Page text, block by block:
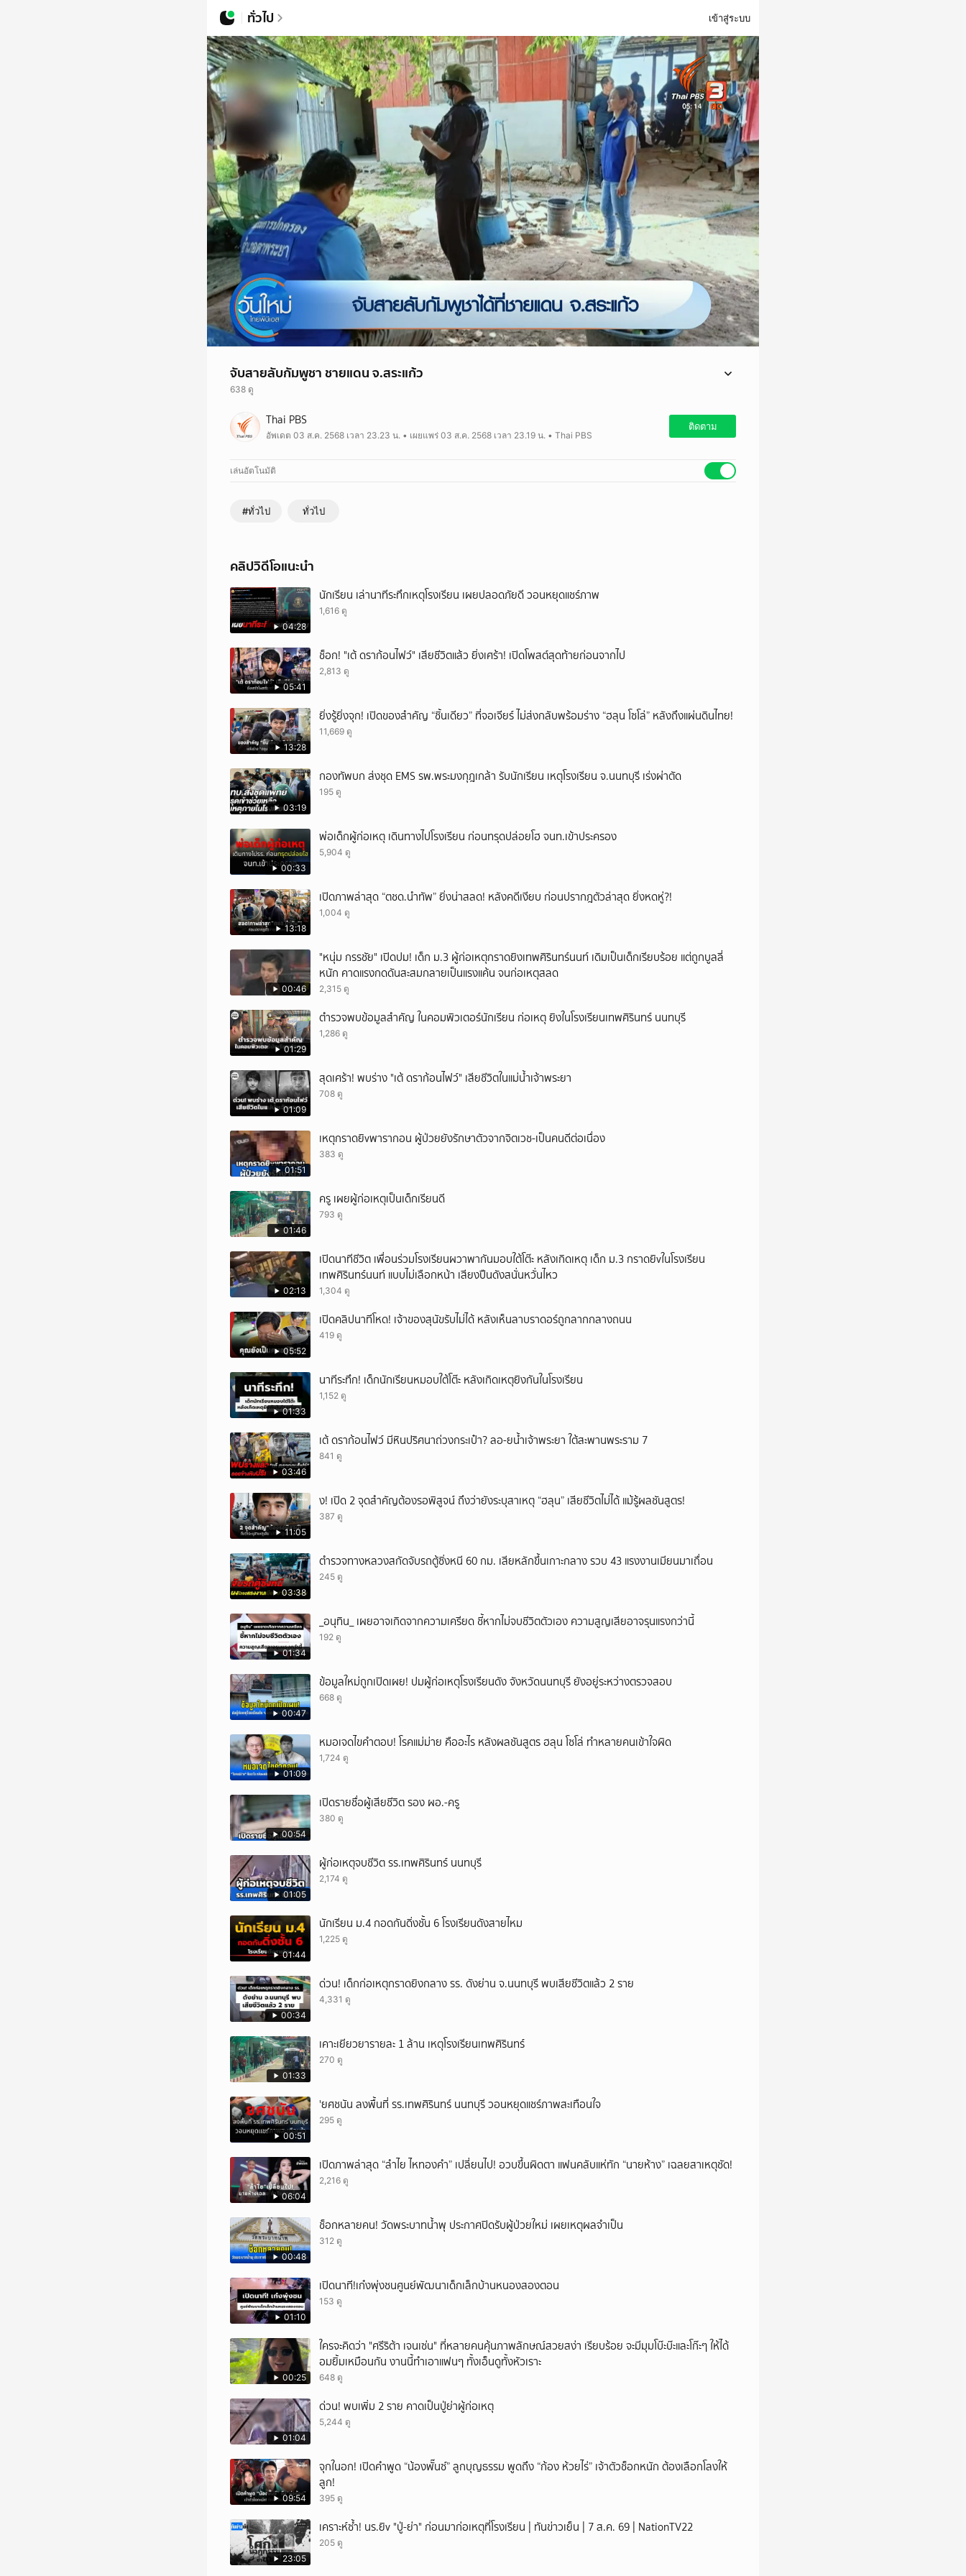
ทั่วไป เข้าสู่ระบบ
จับสายลับกัมพูชา ชายแดน จ.สระแก้ว
638 ดู
มาสอดแนมภายในประเทศ โดยล่าสุด เจ้าหน้าที่ชุดรักษาความปลอดภัยหมู่บ้าน หรือ ชรบ. อำเภอตาพระยา จังหวัดสระแก้ว ร่วม
กับทหารและฝ่ายปกครอง เข้าควบคุมตัวชายชาวกัมพูชารายหนึ่ง หลังพบพฤติกรรมต้องสงสัยบริเวณใกล้ชายแดนไทย-กัมพูชา
ในประเทศของตนเอง โดยได้รับค่าจ้างวันละ 20,000 เรียล หรือประมาณ 160 บาทไทย เจ้าหน้าที่จึงนำตัวส่งหน่วยเฉพาะกิจ
Thai PBS
อัพเดต 03 ส.ค. 2568 เวลา 23.23 น. • เผยแพร่ 03 ส.ค. 2568 เวลา 23.19 น. • Thai PBS
ติดตาม
เล่นอัตโนมัติ
#ทั่วไป ทั่วไป
คลิปวิดีโอแนะนำ
04:28
นักเรียน เล่านาทีระทึกเหตุโรงเรียน เผยปลอดภัยดี วอนหยุดแชร์ภาพ
1,616 ดู
05:41
ช็อก! "เต้ ดราก้อนไฟว์" เสียชีวิตแล้ว ยิ่งเศร้า! เปิดโพสต์สุดท้ายก่อนจากไป
2,813 ดู
13:28
ยิ่งรู้ยิ่งจุก! เปิดของสำคัญ “ชิ้นเดียว” ที่จอเจียร์ ไม่ส่งกลับพร้อมร่าง “ฮลุน โซโล่” หลังถึงแผ่นดินไทย!
11,669 ดู
03:19
กองทัพบก ส่งชุด EMS รพ.พระมงกุฎเกล้า รับนักเรียน เหตุโรงเรียน จ.นนทบุรี เร่งผ่าตัด
195 ดู
00:33
พ่อเด็กผู้ก่อเหตุ เดินทางไปโรงเรียน ก่อนทรุดปล่อยโฮ จนท.เข้าประครอง
5,904 ดู
13:18
เปิดภาพล่าสุด “ตชด.นำทัพ” ยิ่งน่าสลด! หลังคดีเงียบ ก่อนปรากฎตัวล่าสุด ยิ่งหดหู่?!
1,004 ดู
00:46
"หนุ่ม กรรชัย" เปิดปม! เด็ก ม.3 ผู้ก่อเหตุกราดยิงเทพศิรินทร์นนท์ เดิมเป็นเด็กเรียบร้อย แต่ถูกบูลลี่
หนัก คาดแรงกดดันสะสมกลายเป็นแรงแค้น จนก่อเหตุสลด
2,315 ดู
01:29
ตำรวจพบข้อมูลสำคัญ ในคอมพิวเตอร์นักเรียน ก่อเหตุ ยิงในโรงเรียนเทพศิรินทร์ นนทบุรี
1,286 ดู
01:09
สุดเศร้า! พบร่าง "เต้ ดราก้อนไฟว์" เสียชีวิตในแม่น้ำเจ้าพระยา
708 ดู
01:51
เหตุกราดยิvพารากอน ผู้ป่วยยังรักษาตัวจากจิตเวช-เป็นคนดีต่อเนื่อง
383 ดู
01:46
ครู เผยผู้ก่อเหตุเป็นเด็กเรียนดี
793 ดู
02:13
เปิดนาทีชีวิต เพื่อนร่วมโรงเรียนผวาพากันมอบใต้โต๊ะ หลังเกิดเหตุ เด็ก ม.3 กราดยิvในโรงเรียน
เทพศิรินทร์นนท์ แบบไม่เลือกหน้า เสียงปืนดังสนั่นหวั่นไหว
1,304 ดู
05:52
เปิดคลิปนาทีโหด! เจ้าของสุนัขรับไม่ได้ หลังเห็นลาบราดอร์ถูกลากกลางถนน
419 ดู
01:33
นาทีระทึก! เด็กนักเรียนหมอบใต้โต๊ะ หลังเกิดเหตุยิงกันในโรงเรียน
1,152 ดู
03:46
เต้ ดราก้อนไฟว์ มีหินปริศนาถ่วงกระเป๋า? ลอ-ยน้ำเจ้าพระยา ใต้สะพานพระราม 7
841 ดู
11:05
ึ้ง! เปิด 2 จุดสำคัญต้องรอพิสูจน์ ถึงว่ายังระบุสาเหตุ “ฮลุน” เสียชีวิตไม่ได้ แม้รู้ผลชันสูตร!
387 ดู
03:38
ตำรวจทางหลวงสกัดจับรถตู้ซิ่งหนี 60 กม. เสียหลักขึ้นเกาะกลาง รวบ 43 แรงงานเมียนมาเถื่อน
245 ดู
01:34
_อนุทิน_ เผยอาจเกิดจากความเครียด ชี้หากไม่จบชีวิตตัวเอง ความสูญเสียอาจรุนแรงกว่านี้
192 ดู
00:47
ข้อมูลใหม่ถูกเปิดเผย! ปมผู้ก่อเหตุโรงเรียนดัง จังหวัดนนทบุรี ยังอยู่ระหว่างตรวจสอบ
668 ดู
01:09
หมอเจดไขคำตอบ! โรคแม่ม่าย คืออะไร หลังผลชันสูตร ฮลุน โซโล่ ทำหลายคนเข้าใจผิด
1,724 ดู
00:54
เปิดรายชื่อผู้เสียชีวิต รอง ผอ.-ครู
380 ดู
01:05
ผู้ก่อเหตุจบชีวิต รร.เทพศิรินทร์ นนทบุรี
2,174 ดู
01:44
นักเรียน ม.4 กอดกันดิ่งชั้น 6 โรงเรียนดังสายไหม
1,225 ดู
00:34
ด่วน! เด็กก่อเหตุกราดยิงกลาง รร. ดังย่าน จ.นนทบุรี พบเสียชีวิตแล้ว 2 ราย
4,331 ดู
01:33
เคาะเยียวยารายละ 1 ล้าน เหตุโรงเรียนเทพศิรินทร์
270 ดู
00:51
'ยศชนัน ลงพื้นที่ รร.เทพศิรินทร์ นนทบุรี วอนหยุดแชร์ภาพสะเทือนใจ
295 ดู
06:04
เปิดภาพล่าสุด “ลำไย ไหทองคำ” เปลี่ยนไป! อวบขึ้นผิดตา แฟนคลับแห่ทัก “นายห้าง” เฉลยสาเหตุชัด!
2,216 ดู
00:48
ช็อกหลายคน! วัดพระบาทน้ำพุ ประกาศปิดรับผู้ป่วยใหม่ เผยเหตุผลจำเป็น
312 ดู
01:10
เปิดนาที!เก๋งพุ่งชนศูนย์พัฒนาเด็กเล็กบ้านหนองสองตอน
153 ดู
00:25
ใครจะคิดว่า "ศรีริต้า เจนเซ่น" ที่หลายคนคุ้นภาพลักษณ์สวยสง่า เรียบร้อย จะมีมุมโบ๊ะบ๊ะและโก๊ะๆ ให้ได้
อมยิ้มเหมือนกัน งานนี้ทำเอาแฟนๆ ทั้งเอ็นดูทั้งหัวเราะ
648 ดู
01:04
ด่วน! พบเพิ่ม 2 ราย คาดเป็นปู่ย่าผู้ก่อเหตุ
5,244 ดู
09:54
จุกในอก! เปิดคำพูด “น้องพั๊นซ์” ลูกบุญธรรม พูดถึง “ก้อง ห้วยไร่” เจ้าตัวช็อกหนัก ต้องเลือกโลงให้
ลูก!
395 ดู
23:05
เคราะห์ซ้ำ! นร.ยิv "ปู่-ย่า" ก่อนมาก่อเหตุที่โรงเรียน | ทันข่าวเย็น | 7 ส.ค. 69 | NationTV22
205 ดู
ยกเลิก